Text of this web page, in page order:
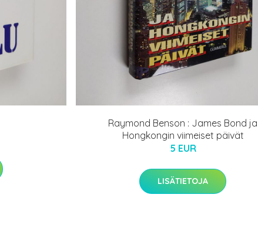
Raymond Benson : James Bond ja
Hongkongin viimeiset päivät
5 EUR
LISÄTIETOJA